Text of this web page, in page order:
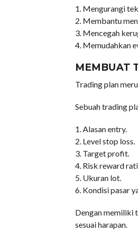
1. Mengurangi
2. Membantu
3. Mencegah
4. Memudahkan
MEMBUAT
Trading plan
Sebuah trading
1. Alasan entry.
2. Level stop loss.
3. Target profit.
4. Risk reward
5. Ukuran lot.
6. Kondisi pasar
Dengan memiliki
sesuai harapan.